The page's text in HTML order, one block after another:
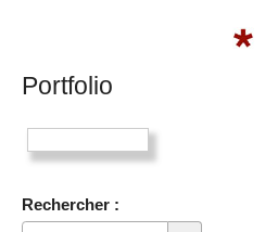
Portfolio
Rechercher :